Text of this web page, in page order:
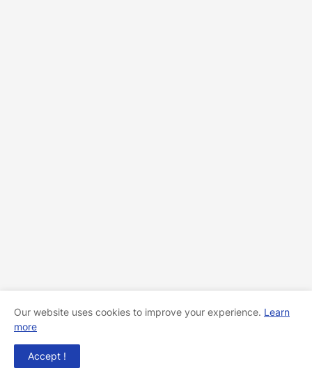
Our website uses cookies to improve your experience. Learn
more
Accept !